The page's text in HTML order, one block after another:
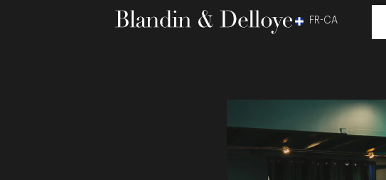
FR-CA